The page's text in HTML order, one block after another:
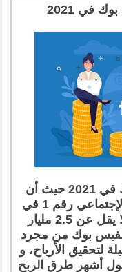
في 2021
أشهر طرق الربح من الفيس بوك في 2021 حيث أن
الفيس بوك يعتبر منصة التواصل الإجتماعي رقم 1 في
العالم حيث يستخدمه شهريا ما لا يقل عن 2.5 مليار
بوك من مجرد
لتحقيق الأرباح، و
أشهر طرق الربح